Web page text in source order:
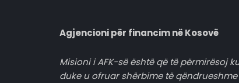
Agjencioni për financim në Kosovë
Misioni i AFK-së është që të përmirësoj
duke u ofruar shërbime të